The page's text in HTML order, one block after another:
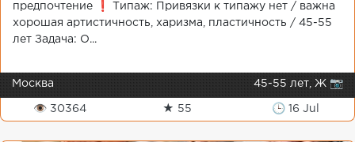
предпочтение ❗ Типаж: Привязки к типажу нет / важна
хорошая артистичность, харизма, пластичность / 45-55
лет Задача: О...
Москва 45-55 лет, Ж 📷
👁 30364 ★ 55 🕒 16 Jul